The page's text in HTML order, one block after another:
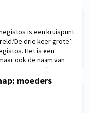
is een kruispunt
drie keer grote’:
Het is een
ook de naam van
waarmaakt.
alle mogelijke
moeders